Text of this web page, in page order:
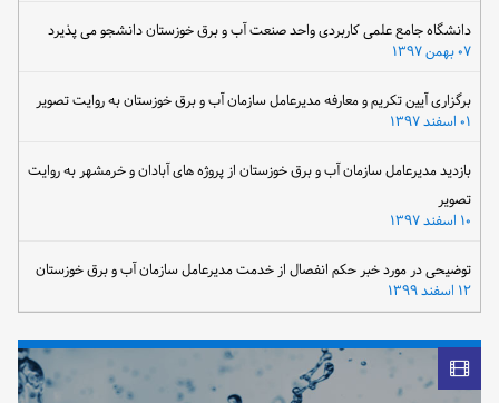
دانشگاه جامع علمی کاربردی واحد صنعت آب و برق خوزستان دانشجو می پذیرد
۰۷ بهمن ۱۳۹۷
برگزاری آیین تکریم و معارفه مدیرعامل سازمان آب و برق خوزستان به روایت تصویر
بازدید مدیرعامل سازمان آب و برق خوزستان از پروژه های آبادان و خرمشهر به روایت
تصویر
توضیحی در مورد خبر حکم انفصال از خدمت مدیرعامل سازمان آب و برق خوزستان
۱۲ اسفند ۱۳۹۹